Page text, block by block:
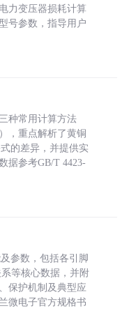
力变压器损耗计算
号参数，指导用户
种常用计算方法
，重点解析了黄铜
的差异，并提供实
据参考GB/T 4423-
参数，包括各引脚
等核心数据，并附
保护机制及典型应
微电子官方规格书